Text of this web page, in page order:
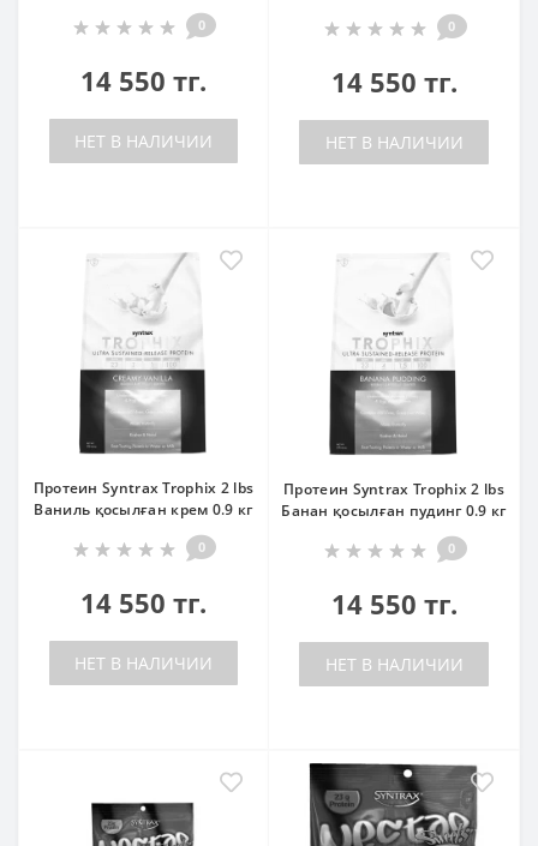
0
14 550 тг.
НЕТ В НАЛИЧИИ
0
14 550 тг.
НЕТ В НАЛИЧИИ
Протеин Syntrax Trophix 2 lbs
Ваниль қосылған крем 0.9 кг
0
14 550 тг.
НЕТ В НАЛИЧИИ
Протеин Syntrax Trophix 2 lbs
Банан қосылған пудинг 0.9 кг
0
14 550 тг.
НЕТ В НАЛИЧИИ